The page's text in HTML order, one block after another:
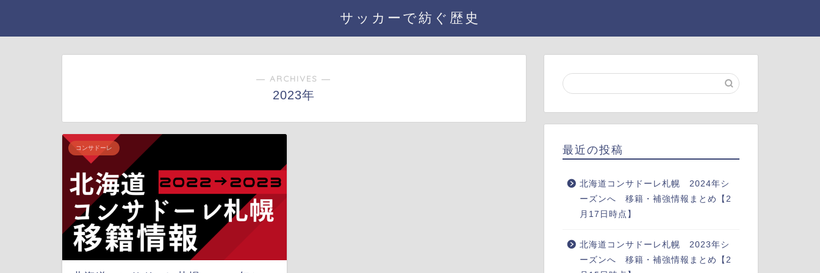
サッカーで紡ぐ歴史
― ARCHIVES ―
2023年
コンサドーレ 最近の投稿
北海道コンサドーレ札幌 2024年シ
ーズンへ 移籍・補強情報まとめ【2
月17日時点】
北海道コンサドーレ札幌 2023年シ
ーズンへ 移籍・補強情報まとめ【2